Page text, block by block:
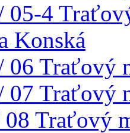
05-4
Konská
06 Traťový
07 Traťový
Traťový